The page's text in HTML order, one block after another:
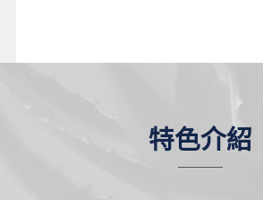
特色介紹